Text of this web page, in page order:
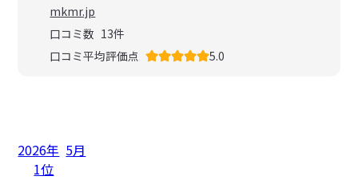
mkmr.jp
口コミ数 13件
口コミ平均評価点
5.0
2026年 5月
1位